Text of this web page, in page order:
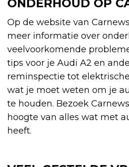
ONDERHOUD OP
Op de website van
meer informatie over
veelvoorkomende
tips voor je Audi A2 en
reminspectie tot
wat je moet weten om je
te houden. Bezoek
hoogte van alles wat met
heeft.